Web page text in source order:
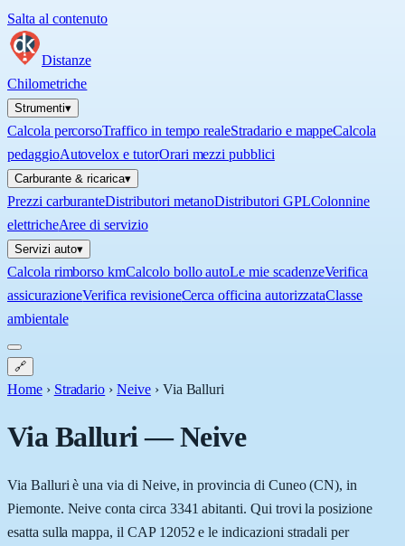
Salta al contenuto
Distanze
Chilometriche
Strumenti▾
Calcola percorsoTraffico in tempo realeStradario e mappeCalcola
pedaggioAutovelox e tutorOrari mezzi pubblici
Carburante & ricarica▾
Prezzi carburanteDistributori metanoDistributori GPLColonnine
elettricheAree di servizio
Servizi auto▾
Calcola rimborso kmCalcolo bollo autoLe mie scadenzeVerifica
assicurazioneVerifica revisioneCerca officina autorizzataClasse
ambientale
🔗
Home › Stradario › Neive › Via Balluri
Via Balluri—Neive
Via Balluri è una via di Neive, in provincia di Cuneo (CN), in
Piemonte. Neive conta circa 3341 abitanti. Qui trovi la posizione
esatta sulla mappa, il CAP 12052 e le indicazioni stradali per